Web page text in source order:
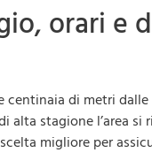
orari e
centinaia di metri
alta stagione l’area si
migliore per